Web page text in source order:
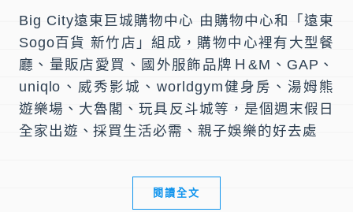
Big City遠東巨城購物中心 由購物中心和「遠東
Sogo百貨 新竹店」組成，購物中心裡有大型餐
廳、量販店愛買、國外服飾品牌Ｈ&M、GAP、
uniqlo、威秀影城、worldgym健身房、湯姆熊
遊樂場、大魯閣、玩具反斗城等，是個週末假日
全家出遊、採買生活必需、親子娛樂的好去處
閱讀全文